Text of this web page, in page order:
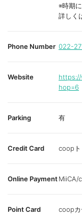
※時期
詳しく
Phone Number 022-
Website
hop=6
Parking 有
Credit Card coopト
Online PaymentMiiCA/
Point Card coopカ